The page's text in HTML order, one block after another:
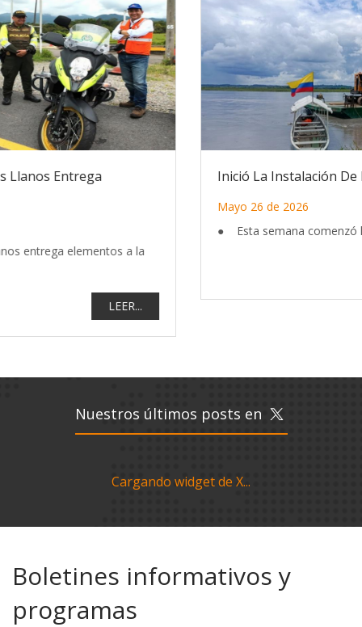
Inició La Instalación De Paneles De Concreto Par...
● Esta semana comenzó la instalación de 138 pa...
Nuestros últimos posts en
Cargando widget de X...
Boletines informativos y
programas